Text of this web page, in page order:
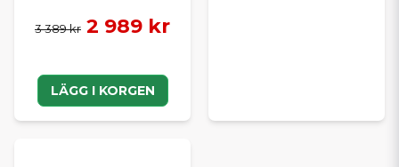
3 389 kr 2 989 kr
LÄGG I KORGEN